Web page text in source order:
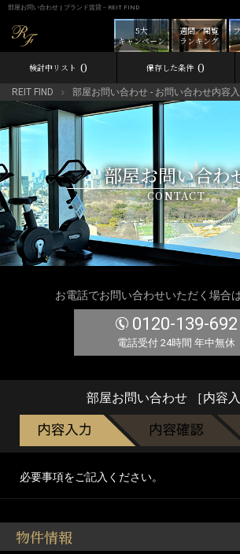
部屋お問い合わせ | ブランド賃貸－REIT FIND
週間／閲覧
ランキング
5大
キャンペーン
検討中リスト 0 保存した条件 0
REIT FIND 部屋お問い合わせ - お問い合わせ内容
部屋お問い合わ
CONTACT
お電話でお問い合わせいただく場合
0120-139-692
電話受付 24時間 年中無休
部屋お問い合わせ ［内容入
必要事項をご記入ください。
物件情報